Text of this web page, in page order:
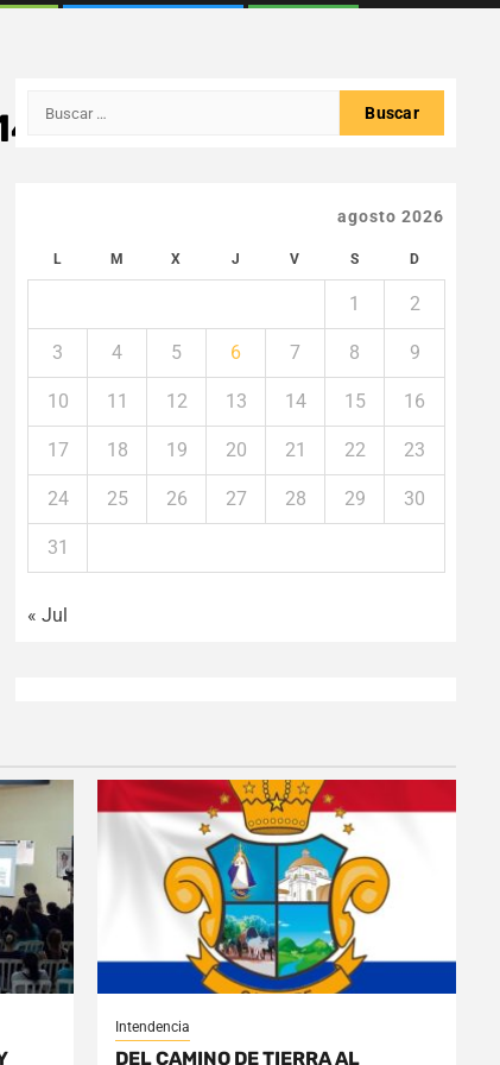
Buscar:
agosto 2026
L M X J V S D
1 2
3 4 5 6 7 8 9
10 11 12 13 14 15 16
17 18 19 20 21 22 23
24 25 26 27 28 29 30
31
« Jul
Intendencia
DEL CAMINO DE TIERRA AL